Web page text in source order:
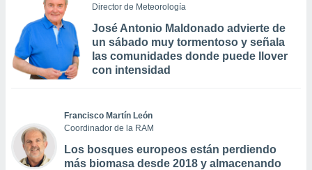
Director de Meteorología
José Antonio Maldonado advierte de
un sábado muy tormentoso y señala
las comunidades donde puede llover
con intensidad
Francisco Martín León
Coordinador de la RAM
Los bosques europeos están perdiendo
más biomasa desde 2018 y almacenando